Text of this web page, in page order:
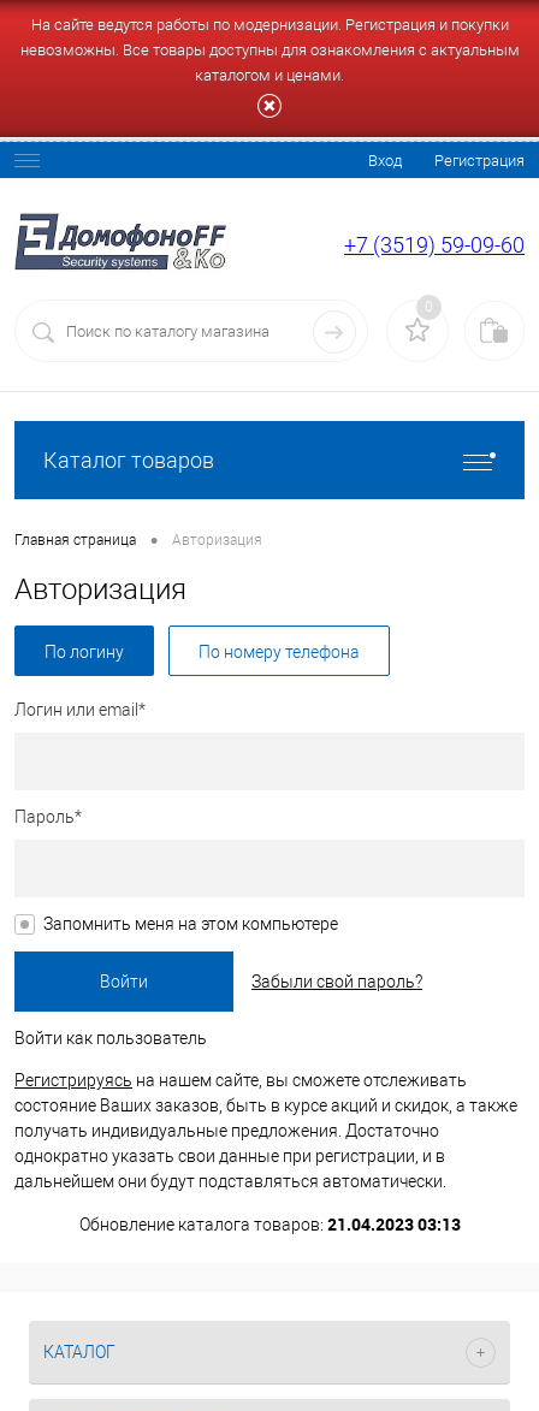
На сайте ведутся работы по модернизации. Регистрация и покупки
невозможны. Все товары доступны для ознакомления с актуальным
каталогом и ценами.
Вход Регистрация
+7 (3519) 59-09-60
0
Каталог товаров
Главная страница • Авторизация
Авторизация
По логину По номеру телефона
Логин или email*
Пароль*
Запомнить меня на этом компьютере
Забыли свой пароль?
Войти как пользователь
Регистрируясь на нашем сайте, вы сможете отслеживать
состояние Ваших заказов, быть в курсе акций и скидок, а также
получать индивидуальные предложения. Достаточно
однократно указать свои данные при регистрации, и в
дальнейшем они будут подставляться автоматически.
Обновление каталога товаров: 21.04.2023 03:13
КАТАЛОГ